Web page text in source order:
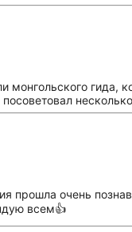
гида,
прошла очень
всем👍